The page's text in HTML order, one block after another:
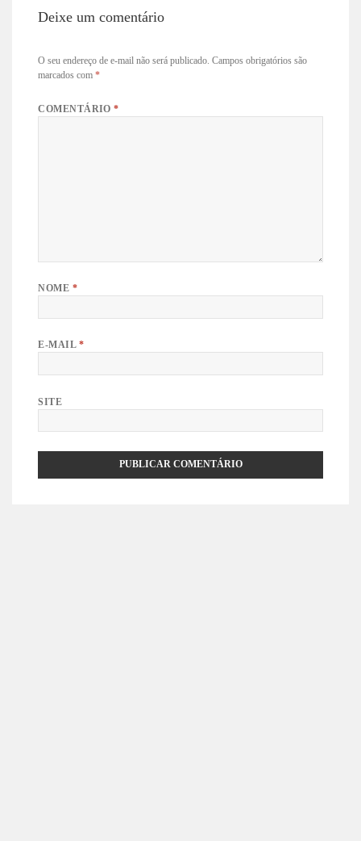
Deixe um comentário
O seu endereço de e-mail não será publicado. Campos obrigatórios são
marcados com*
COMENTÁRIO*
NOME *
E-MAIL *
SITE